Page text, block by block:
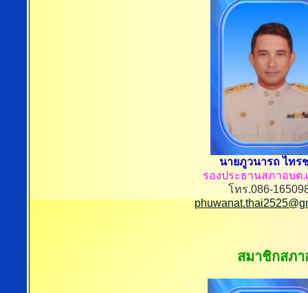
นายภูวนารถ ไทร
รองประธานสภาอบต.
โทร.086-
สมาชิกสภา